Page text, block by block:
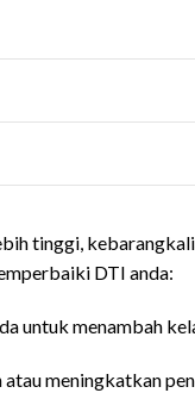
tinggi,
DTI anda:
untuk menambah
meningkatkan